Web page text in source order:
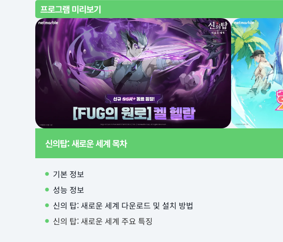
프로그램 미리보기
신의탑: 새로운 세계 목차
기본 정보
성능 정보
신의 탑: 새로운 세계 다운로드 및 설치 방법
신의 탑: 새로운 세계 주요 특징